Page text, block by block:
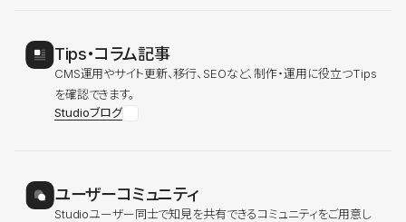
Tips・コラム記事
CMS運用やサイト更新、移行、SEOなど、制作・運用に役立つTips
を確認できます。
Studioブログ
ユーザーコミュニティ
Studioユーザー同士で知見を共有できるコミュニティをご用意し